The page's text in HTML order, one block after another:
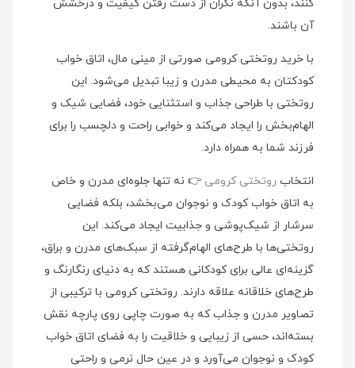
کنند، بدون آنکه نگران از دست رفتن کیفیت و درخشش
آن باشند.
با خرید روتختی کرومی صورتی از مینی‌ مال، اتاق خواب
کودکتان به محیطی مدرن و زیبا تبدیل می‌شود. این
روتختی با طراحی جذاب و استثنایی خود، فضایی شیک و
الهام‌بخش را ایجاد می‌کند و خوابی راحت و دلچسب را برای
فرزند شما به همراه دارد.
انتخاب روتختی کرومی 👉 نه تنها جلوه‌ای مدرن و خاص
به اتاق خواب کودک و نوجوان می‌بخشد، بلکه فضایی
سرشار از شیک‌پوشی و جذابیت ایجاد می‌کند. این
روتختی‌ها با طرح‌های الهام‌گرفته از سبک‌های مدرن و براق،
گزینه‌ای عالی برای کودکانی هستند که به دنیای رنگارنگ و
طرح‌های خلاقانه علاقه دارند. روتختی کرومی با ترکیبی از
تصاویر مدرن و جذاب که به صورت چاپی روی پارچه نقش
بسته‌اند، حسی از زیبایی و خلاقیت را به فضای اتاق خواب
کودک و نوجوان می‌آورد و در عین حال نرمی و راحتی